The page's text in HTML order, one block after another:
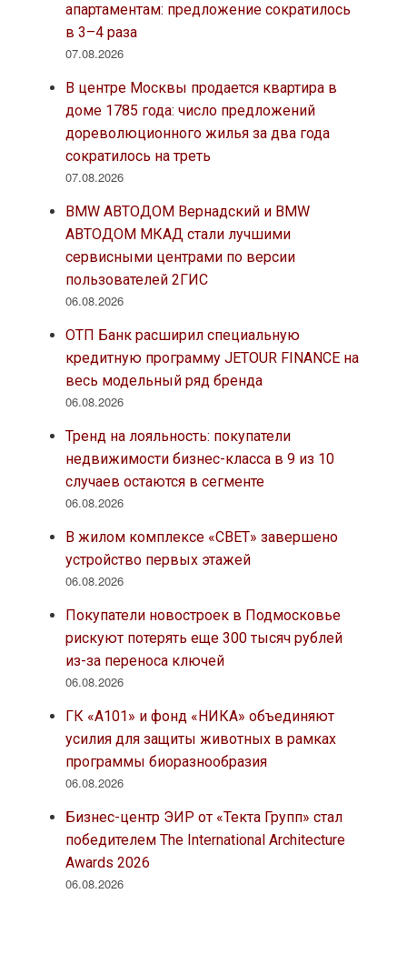
апартаментам: предложение сократилось
в 3–4 раза
07.08.2026
В центре Москвы продается квартира в
доме 1785 года: число предложений
дореволюционного жилья за два года
сократилось на треть
07.08.2026
BMW АВТОДОМ Вернадский и BMW
АВТОДОМ МКАД стали лучшими
сервисными центрами по версии
пользователей 2ГИС
06.08.2026
ОТП Банк расширил специальную
кредитную программу JETOUR FINANCE на
весь модельный ряд бренда
06.08.2026
Тренд на лояльность: покупатели
недвижимости бизнес-класса в 9 из 10
случаев остаются в сегменте
06.08.2026
В жилом комплексе «СВЕТ» завершено
устройство первых этажей
06.08.2026
Покупатели новостроек в Подмосковье
рискуют потерять еще 300 тысяч рублей
из-за переноса ключей
06.08.2026
ГК «А101» и фонд «НИКА» объединяют
усилия для защиты животных в рамках
программы биоразнообразия
06.08.2026
Бизнес-центр ЭИР от «Текта Групп» стал
победителем The International Architecture
Awards 2026
06.08.2026